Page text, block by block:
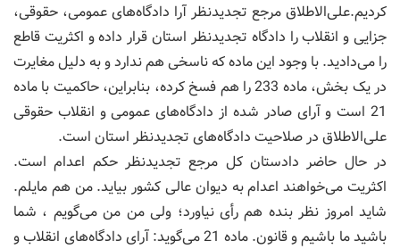
کردیم.علی‌الاطلاق مرجع تجدیدنظر آرا دادگاه‌های عمومی، حقوقی،
جزایی و انقلاب را دادگاه تجدیدنظر استان قرار داده و اکثریت قاطع
را می‌دادید. با وجود این ماده که ناسخی هم ندارد و به دلیل مغایرت
در یک بخش، ماده 233 را هم فسخ کرده، بنابراین، حاکمیت با ماده
21 است و آرای صادر شده از دادگاه‌های عمومی و انقلاب حقوقی
علی‌الاطلاق در صلاحیت دادگاه‌های تجدیدنظر استان است.
در حال حاضر دادستان کل مرجع تجدیدنظر حکم اعدام است.
اکثریت می‌خواهند اعدام به دیوان عالی کشور بیاید. من هم مایلم.
شاید امروز نظر بنده هم رأی نیاورد؛ ولی من من می‌گویم ، شما
باشید ما باشیم و قانون. ماده 21 می‌گوید: آرای دادگاه‌های انقلاب و